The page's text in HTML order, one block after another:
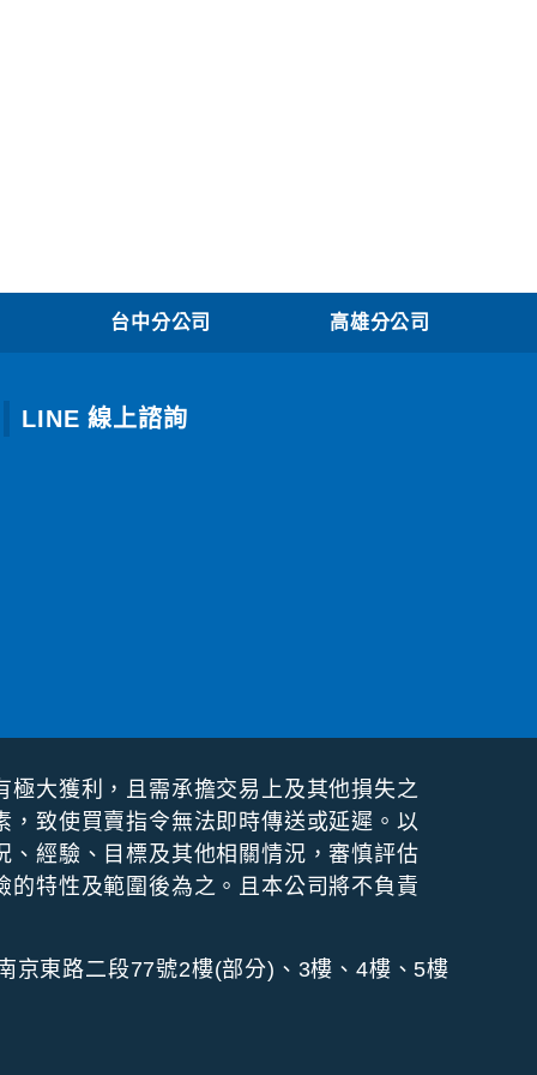
台中分公司 高雄分公司
LINE 線上諮詢
⼤獲利，且需承擔交易上及其他損失之
致使買賣指令無法即時傳送或延遲。以
經驗、⽬標及其他相關情況，審慎評估
特性及範圍後為之。且本公司將不負責
京東路二段77號2樓(部分)、3樓、4樓、5樓